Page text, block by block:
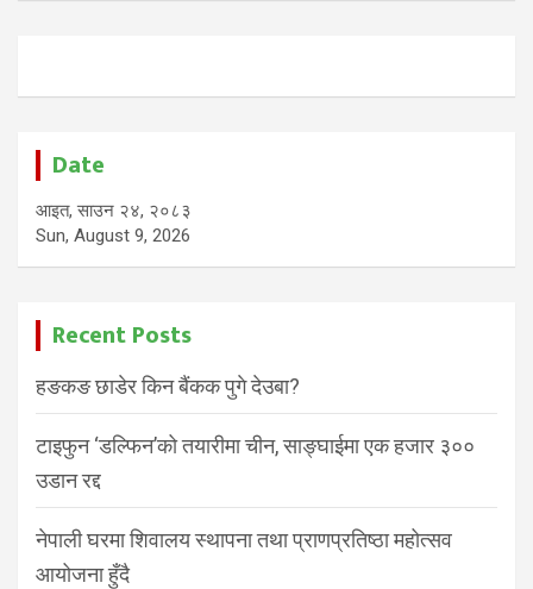
Date
आइत, साउन २४, २०८३
Sun, August 9, 2026
Recent Posts
हङकङ छाडेर किन बैंकक पुगे देउबा?
टाइफुन ‘डल्फिन’को तयारीमा चीन, साङ्घाईमा एक हजार ३००
उडान रद्द
नेपाली घरमा शिवालय स्थापना तथा प्राणप्रतिष्ठा महोत्सव
आयोजना हुँदै